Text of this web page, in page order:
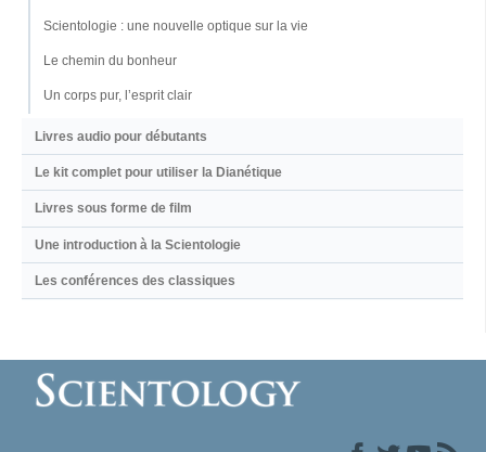
Scientologie : une nouvelle optique sur la vie
Le chemin du bonheur
Un corps pur, l’esprit clair
Livres audio pour débutants
Le kit complet pour utiliser la Dianétique
Livres sous forme de film
Une introduction à la Scientologie
Les conférences des classiques